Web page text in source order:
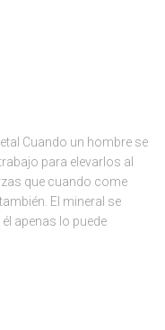
Cuando un hombre se
para elevarlos al
que cuando come
El mineral se
apenas lo puede